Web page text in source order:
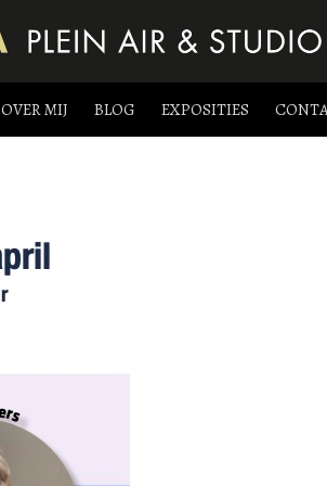
OVER MIJ BLOG EXPOSITIES